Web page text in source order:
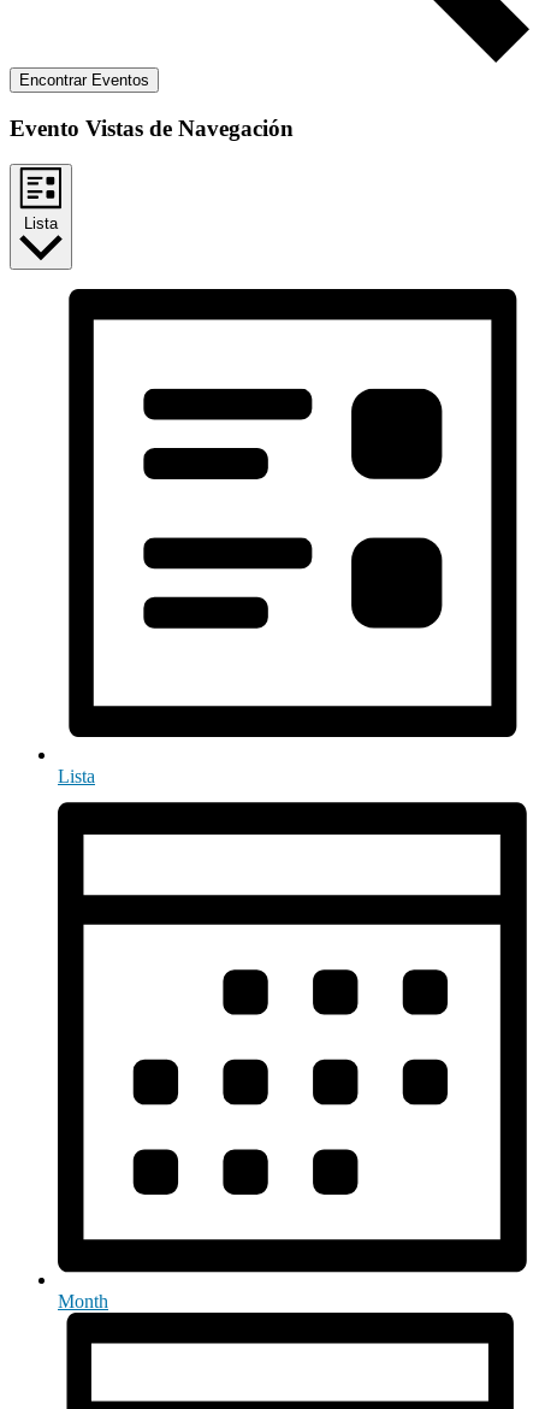
Encontrar Eventos
Evento Vistas de Navegación
Lista
Lista
Month